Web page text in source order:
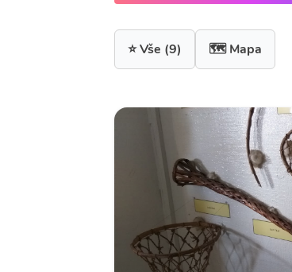
⭐ Vše (9) 🗺️ Mapa